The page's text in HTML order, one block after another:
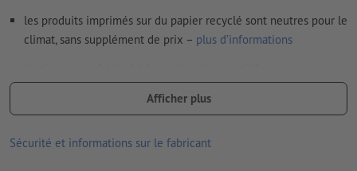
les produits imprimés sur du papier recyclé sont neutres pour le
climat, sans supplément de prix – plus d’informations
les cartes en papier couché 300 g/m² peuvent être livrées
pliées, aucune finition disponible en option
Afficher plus
Sécurité et informations sur le fabricant